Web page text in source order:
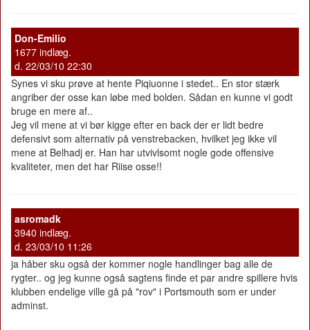
Don-Emilio
1677 indlæg.
d. 22/03/10 22:30
Synes vi sku prøve at hente Piqiuonne i stedet.. En stor stærk
angriber der osse kan løbe med bolden. Sådan en kunne vi godt
bruge en mere af..
Jeg vil mene at vi bør kigge efter en back der er lidt bedre
defensivt som alternativ på venstrebacken, hvilket jeg ikke vil
mene at Belhadj er. Han har utvivlsomt nogle gode offensive
kvaliteter, men det har Riise osse!!
asromadk
3940 indlæg.
d. 23/03/10 11:26
ja håber sku også der kommer nogle handlinger bag alle de
rygter.. og jeg kunne også sagtens finde et par andre spillere hvis
klubben endelige ville gå på "rov" i Portsmouth som er under
adminst.